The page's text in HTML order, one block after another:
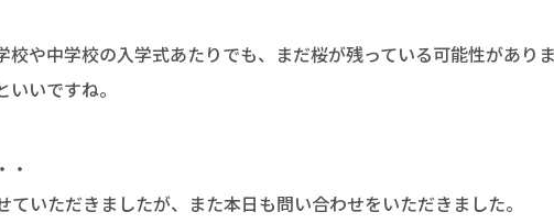
や中学校の入学式あたりでも、まだ桜が残っている可能性がありま
いですね。
・
いただきましたが、また本日も問い合わせをいただきました。